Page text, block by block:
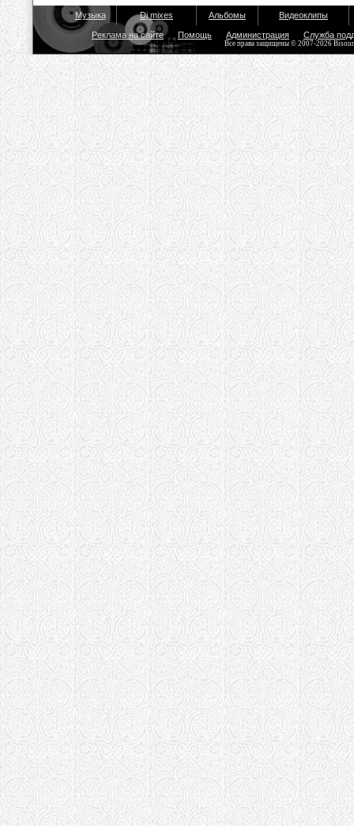
Музыка Dj mixes Альбомы Видеоклипы
Реклама на сайте Помощь Администрация Служба
Все права защищены © 2007-2026